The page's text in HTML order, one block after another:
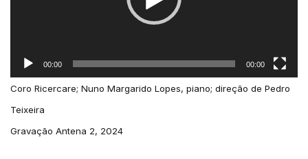
00:00 00:00
Coro Ricercare; Nuno Margarido Lopes, piano; direção de Pedro
Teixeira
Gravação Antena 2, 2024